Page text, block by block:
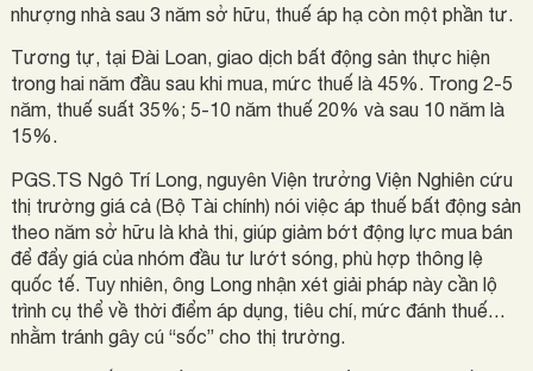
nhượng nhà sau 3 năm sở hữu, thuế áp hạ còn một phần tư.
Tương tự, tại Đài Loan, giao dịch bất động sản thực hiện
trong hai năm đầu sau khi mua, mức thuế là 45%. Trong 2-5
năm, thuế suất 35%; 5-10 năm thuế 20% và sau 10 năm là
15%.
PGS.TS Ngô Trí Long, nguyên Viện trưởng Viện Nghiên cứu
thị trường giá cả (Bộ Tài chính) nói việc áp thuế bất động sản
theo năm sở hữu là khả thi, giúp giảm bớt động lực mua bán
để đẩy giá của nhóm đầu tư lướt sóng, phù hợp thông lệ
quốc tế. Tuy nhiên, ông Long nhận xét giải pháp này cần lộ
trình cụ thể về thời điểm áp dụng, tiêu chí, mức đánh thuế…
nhằm tránh gây cú “sốc” cho thị trường.